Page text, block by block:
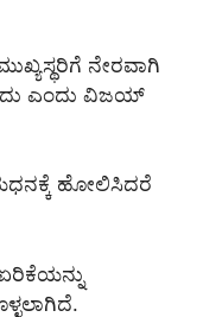
ನೇರವಾಗಿ
ಎಂದು ವಿಜಯ್
ಹೋಲಿಸಿದರೆ